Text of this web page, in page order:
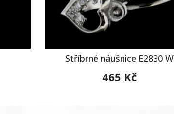
Stříbrné náušnice E2830 W
465 Kč